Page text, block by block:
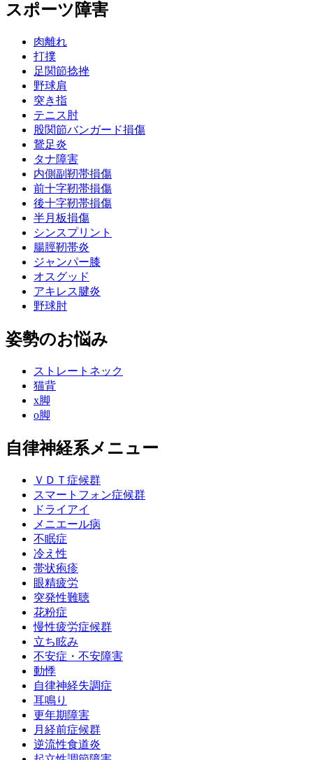
スポーツ障害
肉離れ
打撲
足関節捻挫
野球肩
突き指
テニス肘
股関節バンガード損傷
鵞足炎
タナ障害
内側副靭帯損傷
前十字靭帯損傷
後十字靭帯損傷
半月板損傷
シンスプリント
腸脛靭帯炎
ジャンパー膝
オスグッド
アキレス腱炎
野球肘
姿勢のお悩み
ストレートネック
猫背
x脚
o脚
自律神経系メニュー
ＶＤＴ症候群
スマートフォン症候群
ドライアイ
メニエール病
不眠症
冷え性
帯状疱疹
眼精疲労
突発性難聴
花粉症
慢性疲労症候群
立ち眩み
不安症・不安障害
動悸
自律神経失調症
耳鳴り
更年期障害
月経前症候群
逆流性食道炎